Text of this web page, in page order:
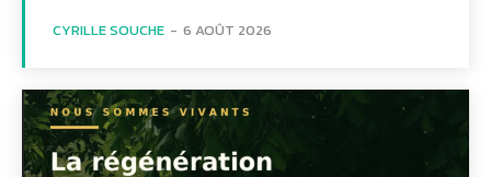
CYRILLE SOUCHE - 6 AOÛT 2026